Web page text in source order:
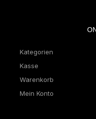
Kategorien
Kasse
Warenkorb
Mein Konto